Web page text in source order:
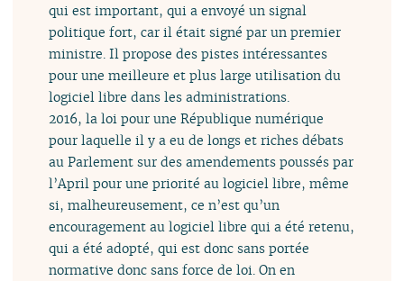
qui est important, qui a envoyé un signal
politique fort, car il était signé par un premier
ministre. Il propose des pistes intéressantes
pour une meilleure et plus large utilisation du
logiciel libre dans les administrations.
2016, la loi pour une République numérique
pour laquelle il y a eu de longs et riches débats
au Parlement sur des amendements poussés par
l’April pour une priorité au logiciel libre, même
si, malheureusement, ce n’est qu’un
encouragement au logiciel libre qui a été retenu,
qui a été adopté, qui est donc sans portée
normative donc sans force de loi. On en